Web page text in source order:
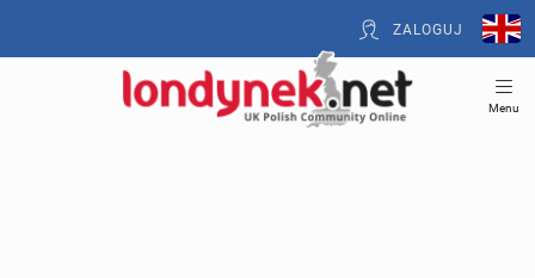
ZALOGUJ
Menu